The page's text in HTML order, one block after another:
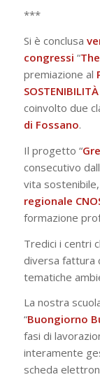
***
Si è conclusa
congressi “
premiazione al
coinvolto due
di Fossano.
Il progetto “
consecutivo
vita
regionale
formazione
Tredici i centri
diversa fattura
tematiche
La nostra
“Buongiorno
fasi di
interamente
scheda